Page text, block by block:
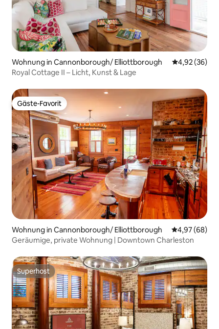
Wohnung in Cannonborough/ Elliottborough
4,92 (36)
Royal Cottage II – Licht, Kunst & Lage
Gäste-Favorit
Gäste-Favorit
Wohnung in Cannonborough/ Elliottborough
4,97 (68)
Geräumige, private Wohnung | Downtown Charleston
Superhost
Superhost